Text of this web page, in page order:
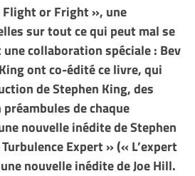
or Fright », une
sur tout ce qui peut mal se
collaboration spéciale : Bev
ont co-édité ce livre, qui
de Stephen King, des
de chaque
nouvelle inédite de Stephen
Expert » (« L’expert
nouvelle inédite de Joe Hill.